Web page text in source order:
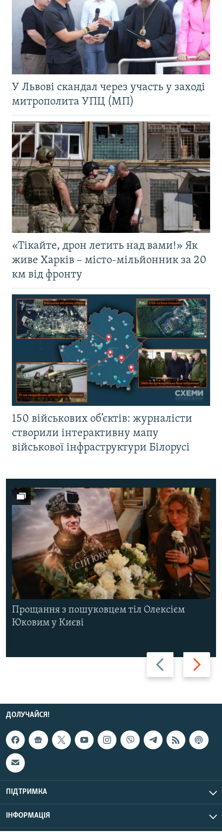
У Львові скандал через участь у заході
митрополита УПЦ (МП)
«Тікайте, дрон летить над вами!» Як
живе Харків – місто-мільйонник за 20
км від фронту
150 військових об’єктів: журналісти
створили інтерактивну мапу
військової інфраструктури Білорусі
Назад Вперед
Прощання з пошуковцем тіл Олексієм
Юковим у Києві
ДОЛУЧАЙСЯ!
ПІДТРИМКА
ІНФОРМАЦІЯ